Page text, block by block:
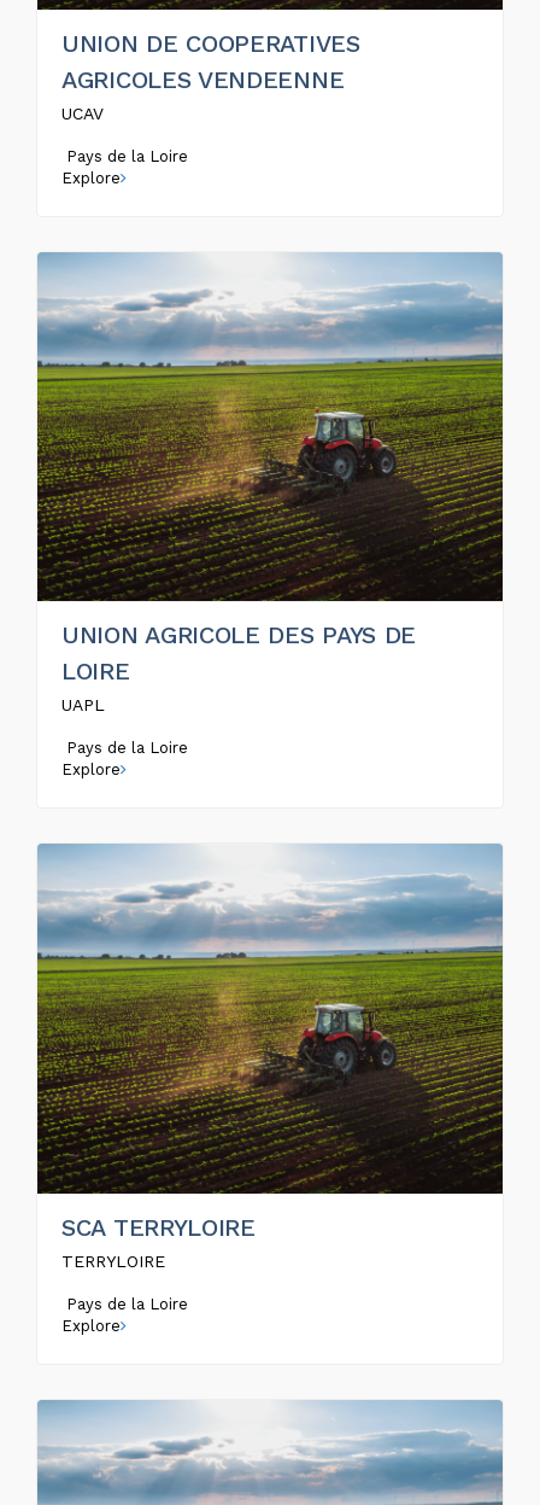
UNION DE COOPERATIVES
AGRICOLES VENDEENNE
UCAV
Pays de la Loire
Explore
UNION AGRICOLE DES PAYS DE
LOIRE
UAPL
Pays de la Loire
Explore
SCA TERRYLOIRE
TERRYLOIRE
Pays de la Loire
Explore